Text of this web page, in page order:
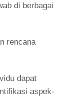
di berbagai
rencana
dapat
aspek-